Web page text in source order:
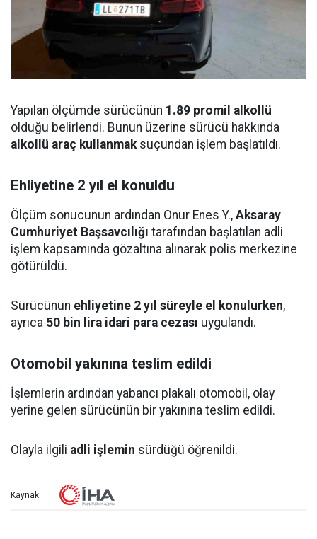
Yapılan ölçümde sürücünün 1.89 promil alkollü
olduğu belirlendi. Bunun üzerine sürücü hakkında
alkollü araç kullanmak suçundan işlem başlatıldı.
Ehliyetine 2 yıl el konuldu
Ölçüm sonucunun ardından Onur Enes Y., Aksaray
Cumhuriyet Başsavcılığı tarafından başlatılan adli
işlem kapsamında gözaltına alınarak polis merkezine
götürüldü.
Sürücünün ehliyetine 2 yıl süreyle el konulurken,
ayrıca 50 bin lira idari para cezası uygulandı.
Otomobil yakınına teslim edildi
İşlemlerin ardından yabancı plakalı otomobil, olay
yerine gelen sürücünün bir yakınına teslim edildi.
Olayla ilgili adli işlemin sürdüğü öğrenildi.
Kaynak: